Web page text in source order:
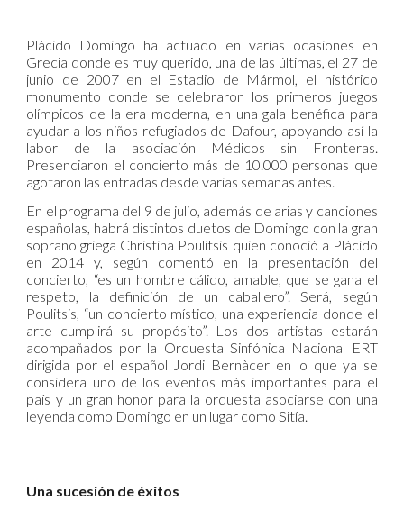
Plácido Domingo ha actuado en varias ocasiones en
Grecia donde es muy querido, una de las últimas, el 27 de
junio de 2007 en el Estadio de Mármol, el histórico
monumento donde se celebraron los primeros juegos
olímpicos de la era moderna, en una gala benéfica para
ayudar a los niños refugiados de Dafour, apoyando así la
labor de la asociación Médicos sin Fronteras.
Presenciaron el concierto más de 10.000 personas que
agotaron las entradas desde varias semanas antes.
En el programa del 9 de julio, además de arias y canciones
españolas, habrá distintos duetos de Domingo con la gran
soprano griega Christina Poulitsis quien conoció a Plácido
en 2014 y, según comentó en la presentación del
concierto, “es un hombre cálido, amable, que se gana el
respeto, la definición de un caballero”. Será, según
Poulitsis, “un concierto místico, una experiencia donde el
arte cumplirá su propósito”. Los dos artistas estarán
acompañados por la Orquesta Sinfónica Nacional ERT
dirigida por el español Jordi Bernàcer en lo que ya se
considera uno de los eventos más importantes para el
país y un gran honor para la orquesta asociarse con una
leyenda como Domingo en un lugar como Sitía.
Una sucesión de éxitos